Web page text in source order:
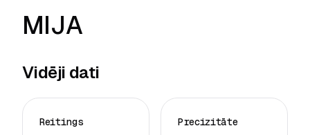
MIJA
Vidēji dati
Reitings Precizitāte